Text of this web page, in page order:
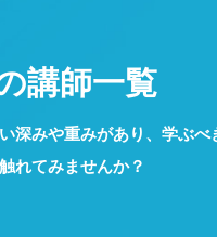
講師一覧
深みや重みがあり、学ぶべ
れてみませんか？